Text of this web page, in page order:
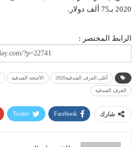
2020 بـ75 ألف دولار.
الرابط المختصر :
أغلى الغرف الفندقية2020 الأجنحة الفندقية
الغرف الفندقية
شارك Facebook
Twitter